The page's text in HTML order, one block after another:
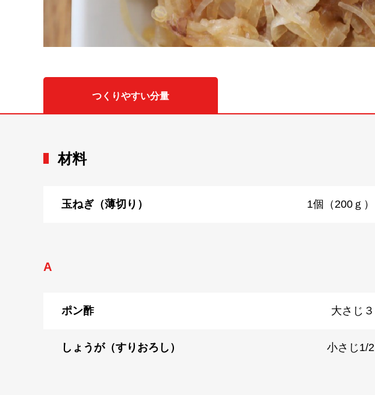
つくりやすい分量
材料
玉ねぎ（薄切り） 1個（200ｇ）
A
ポン酢 大さじ３
しょうが（すりおろし） 小さじ1/2